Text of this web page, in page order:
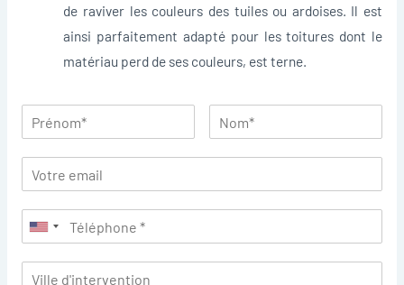
de raviver les couleurs des tuiles ou ardoises. Il est
ainsi parfaitement adapté pour les toitures dont le
matériau perd de ses couleurs, est terne.